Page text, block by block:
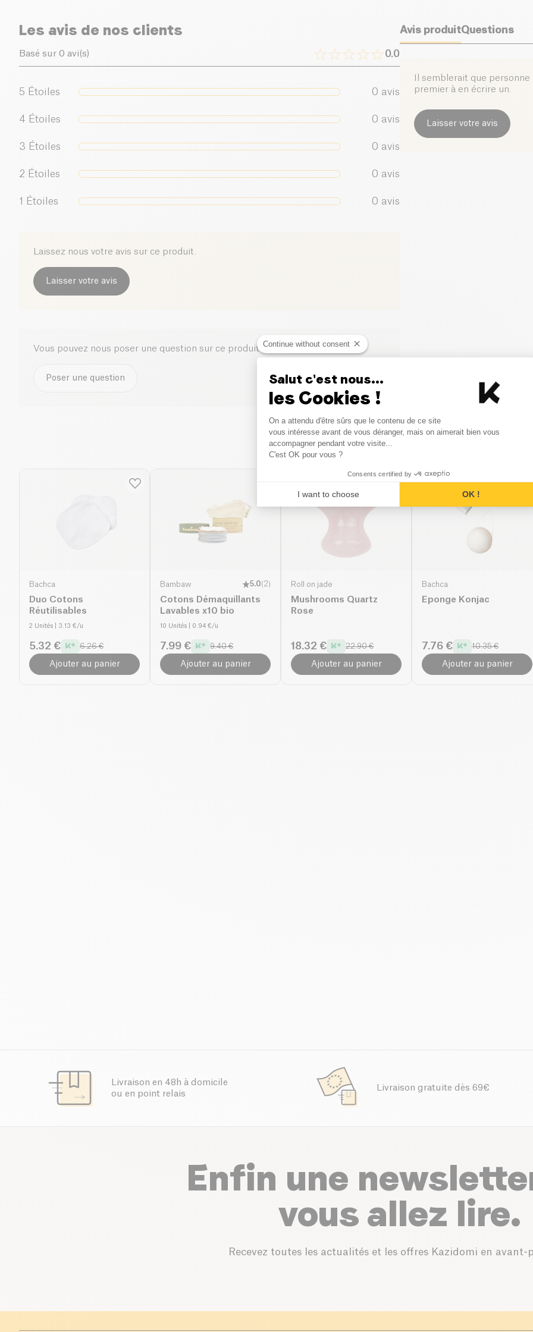
Les avis de nos clients
Basé sur 0 avi(s) 0.0
5 Étoiles 0 avis
4 Étoiles 0 avis
3 Étoiles 0 avis
2 Étoiles 0 avis
1 Étoiles 0 avis
Laissez nous votre avis sur ce produit.
Laisser votre avis
Vous pouvez nous poser une question sur ce produit ici
Poser une question
Avis produitQuestions
Il semblerait que
premier à en écrire un.
Laisser votre avis
Produits similaires
Bachca
Duo Cotons
Réutilisables
2 Unités | 3.13 €/u
5.32 € 6.26 €
Ajouter au panier
Bambaw 5.0(2)
Cotons Démaquillants
Lavables x10 bio
10 Unités | 0.94 €/u
7.99 € 9.40 €
Ajouter au panier
Roll on jade
Mushrooms Quartz
Rose
18.32 € 22.90 €
Ajouter au panier
Bachca
Eponge Konjac
7.76 € 10.35 €
Ajouter au panier
Livraison en 48h à domicile
ou en point relais
Livraison gratuite dès 69€
Enfin une
vous allez lire.
Recevez toutes les actualités et les offres Kazidomi en avant-
Continue without consent
Salut c'est nous...
les Cookies !
Consent Management
On a attendu d'être sûrs que le contenu de ce site
vous intéresse avant de vous déranger, mais on aimerait bien vous
accompagner pendant votre visite...
C'est OK pour vous ?
Consents certified by
I want to choose OK !
Axeptio consent